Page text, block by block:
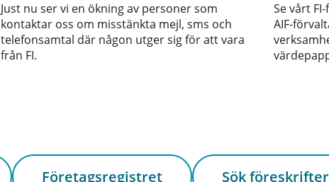
Just nu ser vi en ökning av personer som
kontaktar oss om misstänkta mejl, sms och
telefonsamtal där någon utger sig för att vara
från FI.
Se vårt
AIF-
Företagsregistret Sök föreskrifter